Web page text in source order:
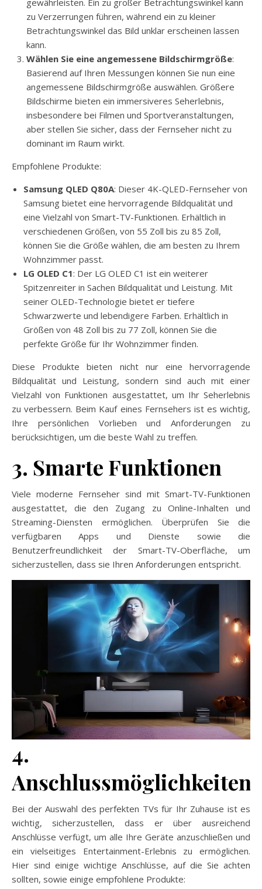
zu Verzerrungen führen, während ein zu kleiner
Betrachtungswinkel das Bild unklar erscheinen lassen
kann.
Wählen Sie eine angemessene Bildschirmgröße:
Basierend auf Ihren Messungen können Sie nun eine
angemessene Bildschirmgröße auswählen. Größere
Bildschirme bieten ein immersiveres Seherlebnis,
insbesondere bei Filmen und Sportveranstaltungen,
aber stellen Sie sicher, dass der Fernseher nicht zu
dominant im Raum wirkt.
Empfohlene Produkte:
Samsung QLED Q80A: Dieser 4K-QLED-Fernseher von
Samsung bietet eine hervorragende Bildqualität und
eine Vielzahl von Smart-TV-Funktionen. Erhältlich in
verschiedenen Größen, von 55 Zoll bis zu 85 Zoll,
können Sie die Größe wählen, die am besten zu Ihrem
Wohnzimmer passt.
LG OLED C1: Der LG OLED C1 ist ein weiterer
Spitzenreiter in Sachen Bildqualität und Leistung. Mit
seiner OLED-Technologie bietet er tiefere
Schwarzwerte und lebendigere Farben. Erhältlich in
Größen von 48 Zoll bis zu 77 Zoll, können Sie die
perfekte Größe für Ihr Wohnzimmer finden.
Diese Produkte bieten nicht nur eine hervorragende
Bildqualität und Leistung, sondern sind auch mit einer
Vielzahl von Funktionen ausgestattet, um Ihr Seherlebnis
zu verbessern. Beim Kauf eines Fernsehers ist es wichtig,
Ihre persönlichen Vorlieben und Anforderungen zu
berücksichtigen, um die beste Wahl zu treffen.
3. Smarte Funktionen
Viele moderne Fernseher sind mit Smart-TV-Funktionen
ausgestattet, die den Zugang zu Online-Inhalten und
Streaming-Diensten ermöglichen. Überprüfen Sie die
verfügbaren Apps und Dienste sowie die
Benutzerfreundlichkeit der Smart-TV-Oberfläche, um
sicherzustellen, dass sie Ihren Anforderungen entspricht.
4.
Anschlussmöglichkeiten
Bei der Auswahl des perfekten TVs für Ihr Zuhause ist es
wichtig, sicherzustellen, dass er über ausreichend
Anschlüsse verfügt, um alle Ihre Geräte anzuschließen und
ein vielseitiges Entertainment-Erlebnis zu ermöglichen.
Hier sind einige wichtige Anschlüsse, auf die Sie achten
sollten, sowie einige empfohlene Produkte: